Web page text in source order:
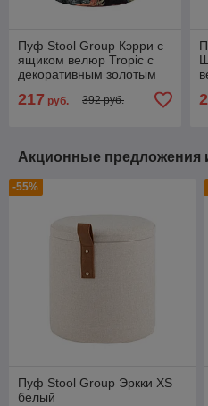
Пуф Stool Group Кэрри с
ящиком велюр Tropic с
декоративным золотым
217 руб. 392 руб.
Акционные предложения
-55%
Пуф Stool Group Эркки XS
белый